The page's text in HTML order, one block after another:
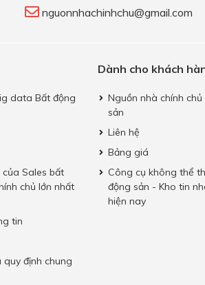
nguonnhachinhchu@gmail.com
data Bất động
Sales bất
chủ lớn nhất
tin
quy định chung
Dành cho khách
Nguồn nhà chính
sản
Liên hệ
Bảng giá
Công cụ không thể
động sản - Kho tin
hiện nay